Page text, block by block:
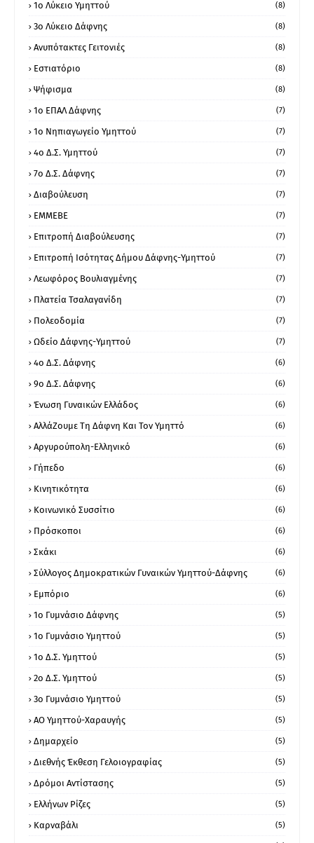
1ο Λύκειο Υμηττού (8)
3ο Λύκειο Δάφνης (8)
Ανυπότακτες Γειτονιές (8)
Εστιατόριο (8)
Ψήφισμα (8)
1ο ΕΠΑΛ Δάφνης (7)
1ο Νηπιαγωγείο Υμηττού (7)
4ο Δ.Σ. Υμηττού (7)
7ο Δ.Σ. Δάφνης (7)
Διαβούλευση (7)
ΕΜΜΕΒΕ (7)
Επιτροπή Διαβούλευσης (7)
Επιτροπή Ισότητας Δήμου Δάφνης-Υμηττού (7)
Λεωφόρος Βουλιαγμένης (7)
Πλατεία Τσαλαγανίδη (7)
Πολεοδομία (7)
Ωδείο Δάφνης-Υμηττού (7)
4ο Δ.Σ. Δάφνης (6)
9ο Δ.Σ. Δάφνης (6)
Ένωση Γυναικών Ελλάδος (6)
ΑλλάΖουμε Τη Δάφνη Και Τον Υμηττό (6)
Αργυρούπολη-Ελληνικό (6)
Γήπεδο (6)
Κινητικότητα (6)
Κοινωνικό Συσσίτιο (6)
Πρόσκοποι (6)
Σκάκι (6)
Σύλλογος Δημοκρατικών Γυναικών Υμηττού-Δάφνης (6)
Εμπόριο (6)
1ο Γυμνάσιο Δάφνης (5)
1ο Γυμνάσιο Υμηττού (5)
1ο Δ.Σ. Υμηττού (5)
2ο Δ.Σ. Υμηττού (5)
3ο Γυμνάσιο Υμηττού (5)
ΑΟ Υμηττού-Χαραυγής (5)
Δημαρχείο (5)
Διεθνής Έκθεση Γελοιογραφίας (5)
Δρόμοι Αντίστασης (5)
Ελλήνων Ρίζες (5)
Καρναβάλι (5)